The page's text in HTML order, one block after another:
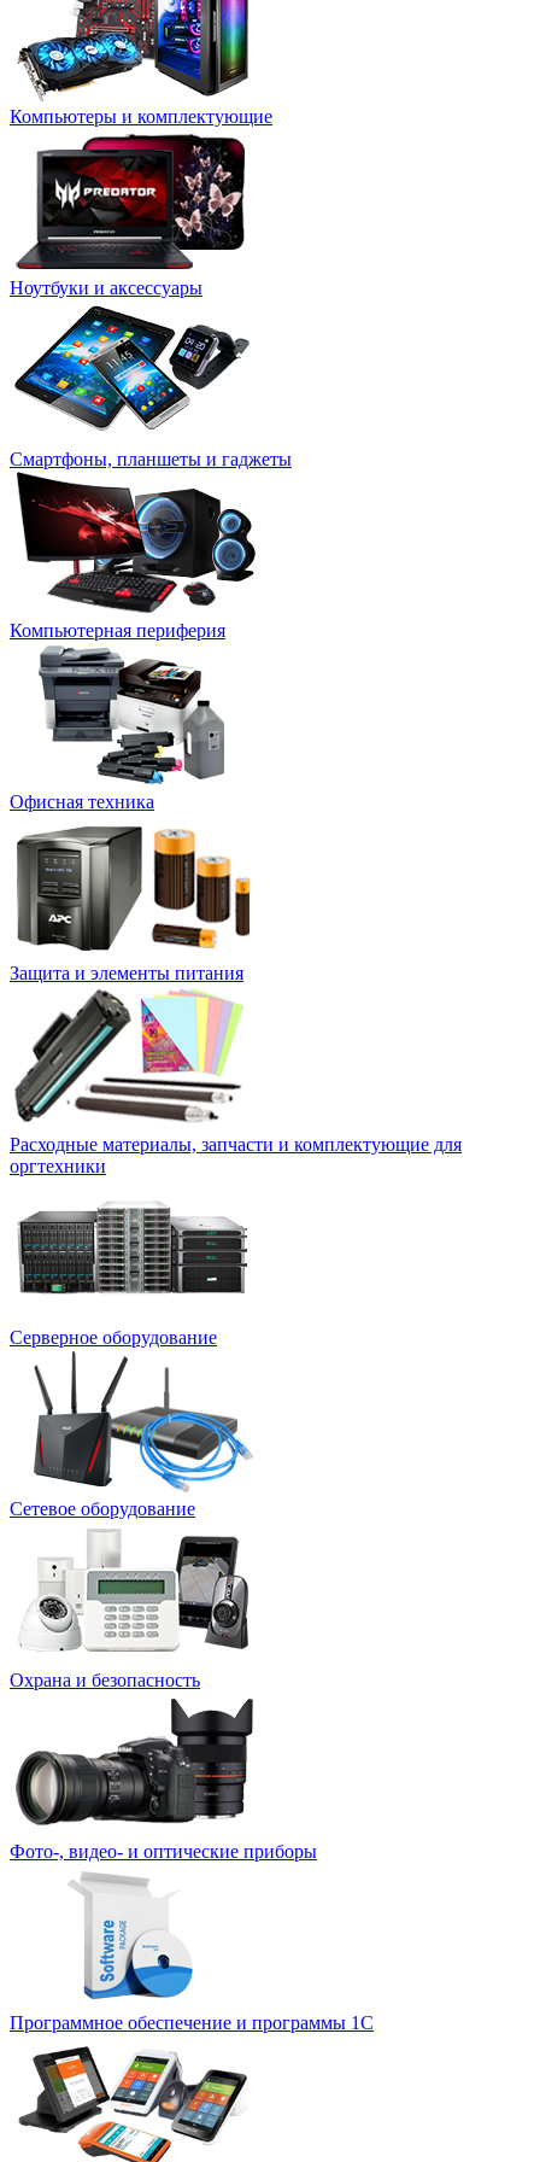
Компьютеры и комплектующие
Ноутбуки и аксессуары
Смартфоны, планшеты и гаджеты
Компьютерная периферия
Офисная техника
Защита и элементы питания
Расходные материалы, запчасти и комплектующие для
оргтехники
Серверное оборудование
Сетевое оборудование
Охрана и безопасность
Фото-, видео- и оптические приборы
Программное обеспечение и программы 1С